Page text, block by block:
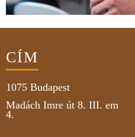
CÍM
1075 Budapest
Madách Imre út 8. III. em
4.